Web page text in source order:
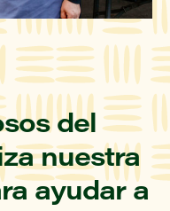
del
nuestra
ayudar a